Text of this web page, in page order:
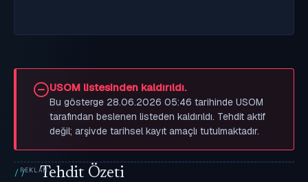
USOM listesinden kaldırıldı.
Bu gösterge 28.06.2026 05:46 tarihinde USOM
tarafından beslenen listeden kaldırıldı. Tehdit aktif
değil; arşivde tarihsel kayıt amaçlı tutulmaktadır.
Tehdit Özeti